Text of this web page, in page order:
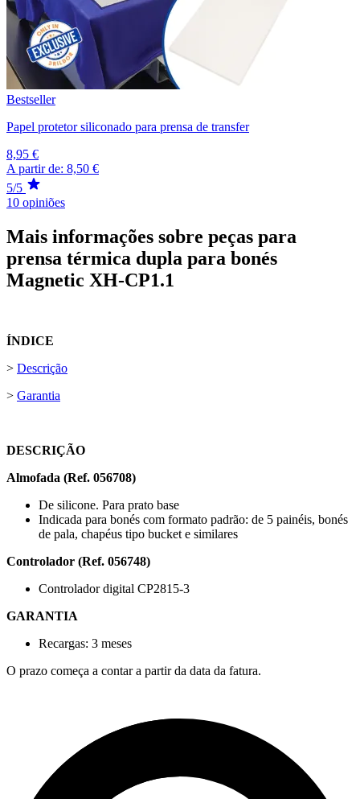
Bestseller
Papel protetor siliconado para prensa de transfer
8,95 €
A partir de: 8,50 €
5/5
10 opiniões
Mais informações sobre peças para
prensa térmica dupla para bonés
Magnetic XH-CP1.1
ÍNDICE
> Descrição
> Garantia
DESCRIÇÃO
Almofada (Ref. 056708)
De silicone. Para prato base
Indicada para bonés com formato padrão: de 5 painéis, bonés
de pala, chapéus tipo bucket e similares
Controlador (Ref. 056748)
Controlador digital CP2815-3
GARANTIA
Recargas: 3 meses
O prazo começa a contar a partir da data da fatura.